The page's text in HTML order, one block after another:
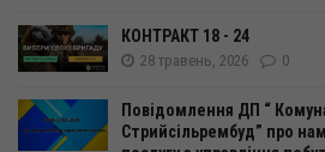
КОНТРАКТ 18 - 24
28 травень, 2026 0
Повідомлення ДП “
Стрийсільрембуд” про